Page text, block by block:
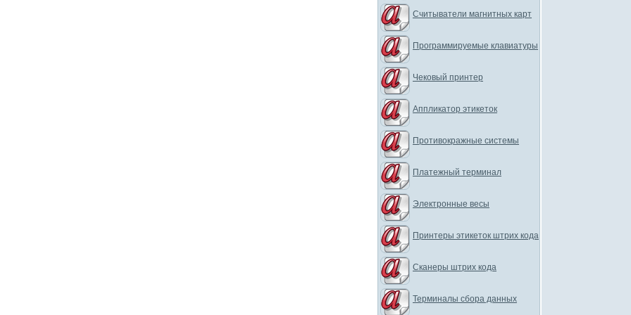
Считыватели магнитных карт
Программируемые клавиатуры
Чековый принтер
Аппликатор этикеток
Противокражные системы
Платежный терминал
Электронные весы
Принтеры этикеток штрих кода
Сканеры штрих кода
Терминалы сбора данных